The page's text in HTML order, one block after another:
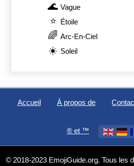
🌊 Vague
⭐ Étoile
🌈 Arc-En-Ciel
☀️ Soleil
Accueil À propos de
®️ et ™
© 2018-2023 EmojiGuide.org. Tous les